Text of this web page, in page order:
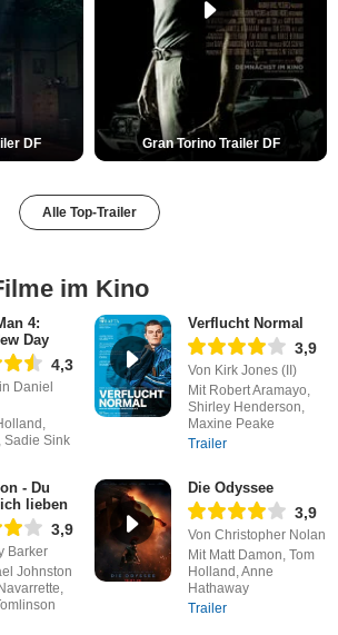
DF Gran Torino Trailer DF
Alle Top-Trailer
im Kino
4:
Day
4,3
Daniel
Sadie Sink
Verflucht Normal
3,9
Von Kirk Jones (II)
Mit Robert Aramayo,
Shirley Henderson,
Maxine Peake
Trailer
- Du
lieben
3,9
Barker
Johnston
Die Odyssee
3,9
Von Christopher Nolan
Mit Matt Damon, Tom
Holland, Anne
Hathaway
Trailer